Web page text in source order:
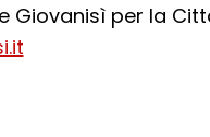
Giovanisì per la